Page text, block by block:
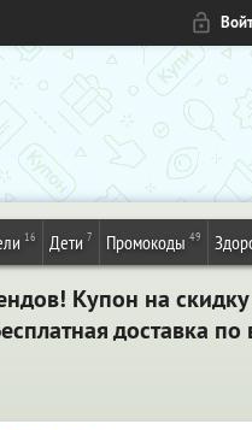
16 Дети 7 Промокоды 49
Купон на
доставка по